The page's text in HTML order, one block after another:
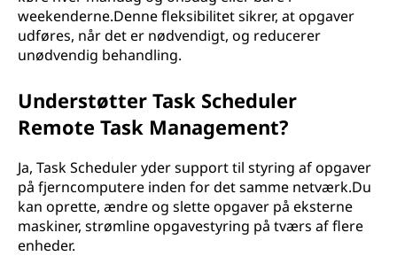
weekenderne.Denne fleksibilitet sikrer, at opgaver
udføres, når det er nødvendigt, og reducerer
unødvendig behandling.
Understøtter Task Scheduler
Remote Task Management?
Ja, Task Scheduler yder support til styring af opgaver
på fjerncomputere inden for det samme netværk.Du
kan oprette, ændre og slette opgaver på eksterne
maskiner, strømline opgavestyring på tværs af flere
enheder.